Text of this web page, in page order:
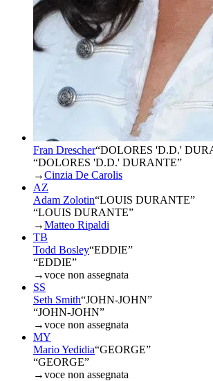
Fran Drescher“DOLORES 'D.D.'
“DOLORES 'D.D.' DURANTE”
→Cinzia De Carolis
AZ
Adam Zolotin“LOUIS DURANTE”
“LOUIS DURANTE”
→Matteo Ripaldi
TB
Todd Bosley“EDDIE”
“EDDIE”
→voce non assegnata
SS
Seth Smith“JOHN-JOHN”
“JOHN-JOHN”
→voce non assegnata
MY
Mario Yedidia“GEORGE”
“GEORGE”
→voce non assegnata